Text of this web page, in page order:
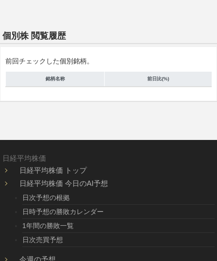
個別株 閲覧履歴
前回チェックした個別銘柄。
銘柄名称 前日比(%)
日経平均株価
日経平均株価 トップ
日経平均株価 今日のAI予想
日次予想の根拠
日時予想の勝敗カレンダー
1年間の勝敗一覧
日次売買予想
今週の予想